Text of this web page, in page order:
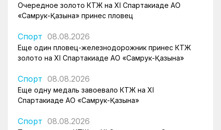
Очередное золото КТЖ на XI Спартакиаде АО
«Самрук-Қазына» принес пловец
Спорт 08.08.2026
Еще один пловец-железнодорожник принес КТЖ
золото на XI Спартакиаде АО «Самрук-Қазына»
Спорт 08.08.2026
Еще одну медаль завоевало КТЖ на XI
Спартакиаде АО «Самрук-Қазына»
Спорт 08.08.2026